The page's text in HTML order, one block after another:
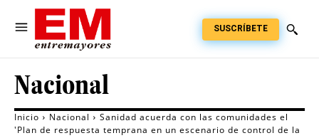
SUSCRÍBETE
Nacional
Inicio Nacional
Sanidad acuerda con las comunidades el
'Plan de respuesta temprana en un escenario de control de la